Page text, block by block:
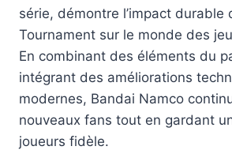
série, démontre l’impact durable
Tournament sur le monde des
En combinant des éléments du
intégrant des améliorations
modernes, Bandai Namco
nouveaux fans tout en gardant
joueurs fidèle.